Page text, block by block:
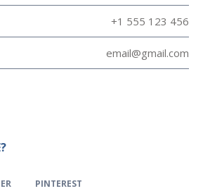
+1 555 123 456
email@gmail.com
PINTEREST